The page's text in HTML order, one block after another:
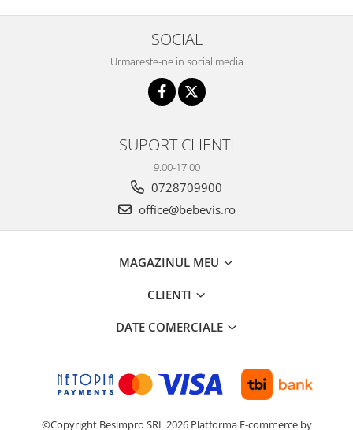
SOCIAL
Urmareste-ne in social media
SUPORT CLIENTI
9.00-17.00
0728709900
office@bebevis.ro
MAGAZINUL MEU
CLIENTI
DATE COMERCIALE
©Copyright Besimpro SRL 2026 Platforma E-commerce by